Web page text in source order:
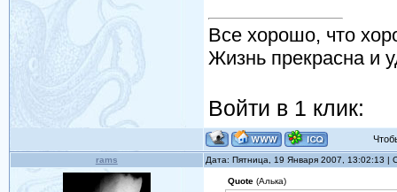
Все хорошо, что
Жизнь прекрасна и
Войти в 1 клик:
rams Дата: Пятница, 19 Января 2007, 13:02:13 |
Quote(Алька)